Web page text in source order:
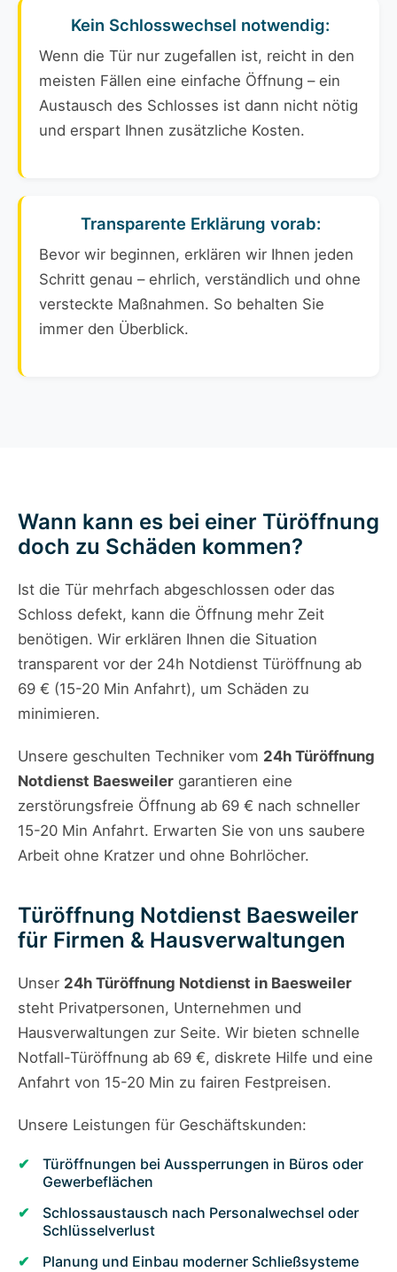
Kein Schlosswechsel notwendig:
Wenn die Tür nur zugefallen ist, reicht in den
meisten Fällen eine einfache Öffnung – ein
Austausch des Schlosses ist dann nicht nötig
und erspart Ihnen zusätzliche Kosten.
Transparente Erklärung vorab:
Bevor wir beginnen, erklären wir Ihnen jeden
Schritt genau – ehrlich, verständlich und ohne
versteckte Maßnahmen. So behalten Sie
immer den Überblick.
Wann kann es bei einer Türöffnung
doch zu Schäden kommen?
Ist die Tür mehrfach abgeschlossen oder das
Schloss defekt, kann die Öffnung mehr Zeit
benötigen. Wir erklären Ihnen die Situation
transparent vor der 24h Notdienst Türöffnung ab
69 € (15-20 Min Anfahrt), um Schäden zu
minimieren.
Unsere geschulten Techniker vom 24h Türöffnung
Notdienst Baesweiler garantieren eine
zerstörungsfreie Öffnung ab 69 € nach schneller
15-20 Min Anfahrt. Erwarten Sie von uns saubere
Arbeit ohne Kratzer und ohne Bohrlöcher.
Türöffnung Notdienst Baesweiler
für Firmen & Hausverwaltungen
Unser 24h Türöffnung Notdienst in Baesweiler
steht Privatpersonen, Unternehmen und
Hausverwaltungen zur Seite. Wir bieten schnelle
Notfall-Türöffnung ab 69 €, diskrete Hilfe und eine
Anfahrt von 15-20 Min zu fairen Festpreisen.
Unsere Leistungen für Geschäftskunden:
Türöffnungen bei Aussperrungen in Büros oder
Gewerbeflächen
Schlossaustausch nach Personalwechsel oder
Schlüsselverlust
Planung und Einbau moderner Schließsysteme